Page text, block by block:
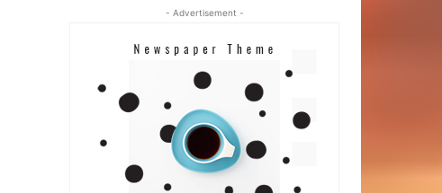
- Advertisement -